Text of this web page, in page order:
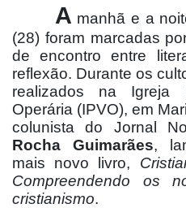
A manhã e a
(28) foram marcadas
de encontro entre
reflexão. Durante os
realizados na Igreja
Operária (IPVO), em
colunista do Jornal
Rocha Guimarães,
mais novo livro,
Compreendendo os
cristianismo.